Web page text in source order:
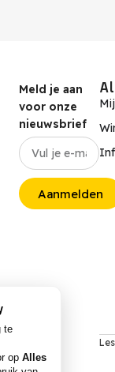
Meld je aan
voor onze
nieuwsbrief
Aanmelden
te
op Alles